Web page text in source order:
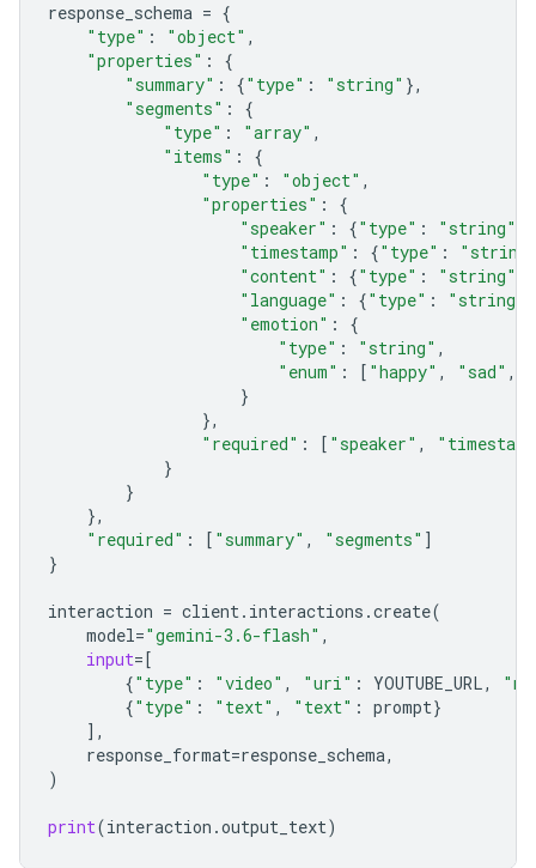
response_schema = {
"type" : "object" ,
"properties" :
{
"summary" : {"type" : "string" },
"segments" :
{
"type" : "array" ,
"items" :
{
"type" : "object" ,
"properties" :
{
"speaker" : {"type" : "string"
"timestamp" : {"type" :
"content" : {"type" : "string"
"language" : {"type" : "string"
"emotion" :
{
"type" : "string" ,
"enum" : [ "happy" , "sad" ,
}
},
"required" : [ "speaker" ,
}
}
},
"required" : [ "summary" , "segments" ]
}
interaction = client. interactions .create(
model="gemini-3.6-flash" ,
input=[
{"type" : "video" , "uri" : YOUTUBE_URL,
{"type" : "text" , "text" : prompt}
],
response_format=response_schema,
)
print(interaction .output_text)